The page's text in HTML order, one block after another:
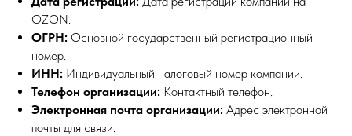
OZON.
ОГРН: Основной государственный регистрационный
номер.
ИНН: Индивидуальный налоговый номер компании.
Телефон организации: Контактный телефон.
Электронная почта организации: Адрес электронной
почты для связи.